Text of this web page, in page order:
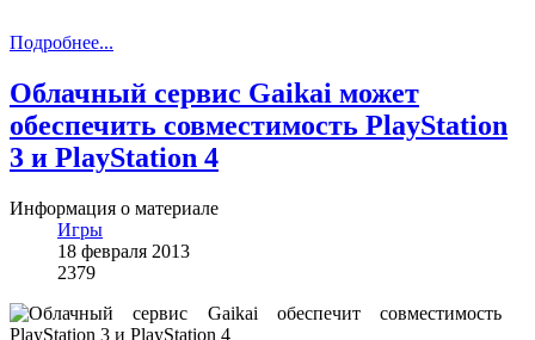
Подробнее...
Облачный сервис Gaikai может
обеспечить совместимость PlayStation
3 и PlayStation 4
Информация о материале
Игры
18 февраля 2013
2379